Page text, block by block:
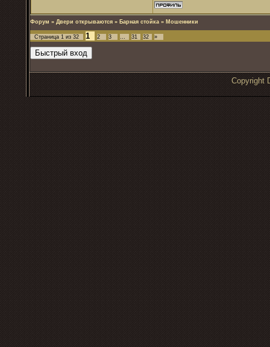
Форум » Двери открываются » Барная стойка » Мошенники
Страница 1 из 32 1 2 3 … 31 32 »
Copyright